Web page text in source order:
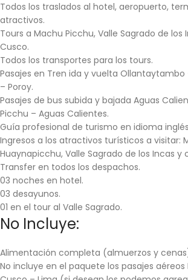
Todos los traslados al hotel, aeropuerto,
atractivos.
Tours a Machu Picchu, Valle Sagrado de los
Cusco.
Todos los transportes para los tours.
Pasajes en Tren ida y vuelta Ollantaytambo
– Poroy.
Pasajes de bus subida y bajada Aguas
Picchu – Aguas Calientes.
Guía profesional de turismo en idioma
Ingresos a los atractivos turísticos a visitar:
Huaynapicchu, Valle Sagrado de los Incas y
Transfer en todos los despachos.
03 noches en hotel.
03 desayunos.
01 en el tour al Valle Sagrado.
No Incluye:
Alimentación completa (almuerzos y
No incluye en el paquete los pasajes